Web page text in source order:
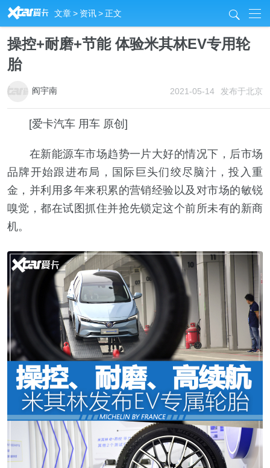
R 文章> 资讯>正文 j
操控+耐磨+节能 体验米其林EV专用轮
胎
2021-05-14 发布于北京
阎宇南
[爱卡汽车 用车 原创]
在新能源车市场趋势一片大好的情况下，后市场
品牌开始跟进布局，国际巨头们绞尽脑汁，投入重
金，并利用多年来积累的营销经验以及对市场的敏锐
嗅觉，都在试图抓住并抢先锁定这个前所未有的新商
机。